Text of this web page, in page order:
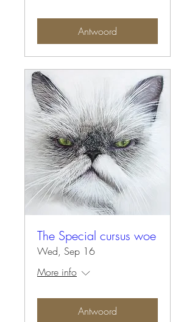
Antwoord
The Special cursus woe
Wed, Sep 16
More info
Antwoord